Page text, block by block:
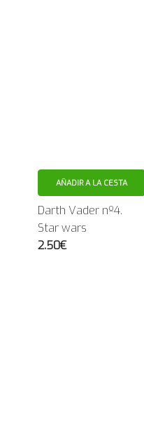
AÑADIR A LA CESTA
Darth Vader nº4.
Star wars
2.50€